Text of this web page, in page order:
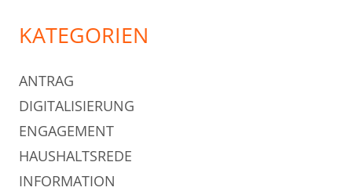
KATEGORIEN
ANTRAG
DIGITALISIERUNG
ENGAGEMENT
HAUSHALTSREDE
INFORMATION